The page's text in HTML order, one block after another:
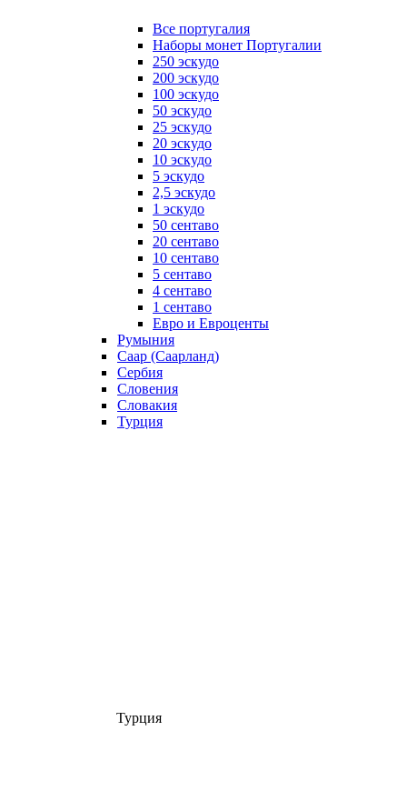
Все португалия
Наборы монет Португалии
250 эскудо
200 эскудо
100 эскудо
50 эскудо
25 эскудо
20 эскудо
10 эскудо
5 эскудо
2,5 эскудо
1 эскудо
50 сентаво
20 сентаво
10 сентаво
5 сентаво
4 сентаво
1 сентаво
Евро и Евроценты
Румыния
Саар (Саарланд)
Сербия
Словения
Словакия
Турция
Турция